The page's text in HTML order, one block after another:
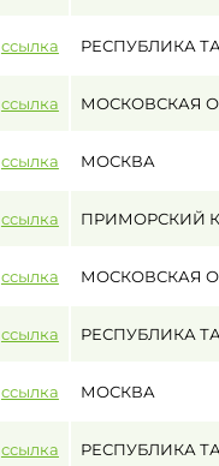
ссылка РЕСПУБЛИКА
ссылка МОСКОВСКАЯ
ссылка МОСКВА
ссылка ПРИМОРСКИЙ
ссылка МОСКОВСКАЯ
ссылка РЕСПУБЛИКА
ссылка МОСКВА
ссылка РЕСПУБЛИКА